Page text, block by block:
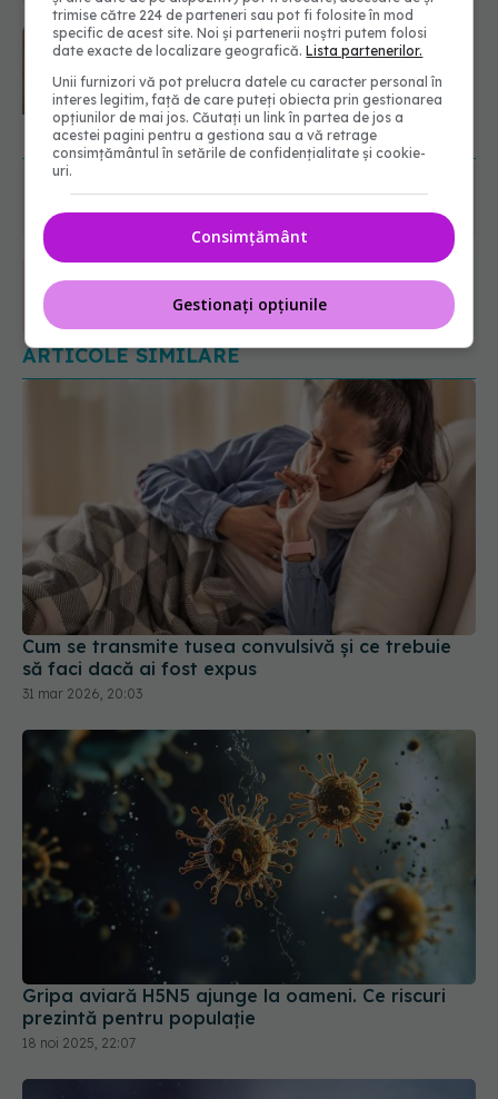
Bacteria din intestin care a crescut
forța musculară cu 30%
08.08.2026, 14:00
URMĂREȘTE-NE ȘI PE:
URMĂRITORI 6560
URMĂRITORI URMĂRITORI
ARTICOLE SIMILARE
Cum se transmite tusea convulsivă și ce trebuie
să faci dacă ai fost expus
31 mar 2026, 20:03
Gripa aviară H5N5 ajunge la oameni. Ce riscuri
prezintă pentru populație
18 noi 2025, 22:07
trimise către 224 de parteneri sau pot fi folosite în mod
specific de acest site. Noi și partenerii noștri putem folosi
date exacte de localizare geografică.Lista partenerilor.
Unii furnizori vă pot prelucra datele cu caracter personal în
interes legitim, față de care puteți obiecta prin gestionarea
opțiunilor de mai jos. Căutați un link în partea de jos a
acestei pagini pentru a gestiona sau a vă retrage
consimțământul în setările de confidențialitate și cookie-
uri.
Consimțământ
Gestionați opțiunile